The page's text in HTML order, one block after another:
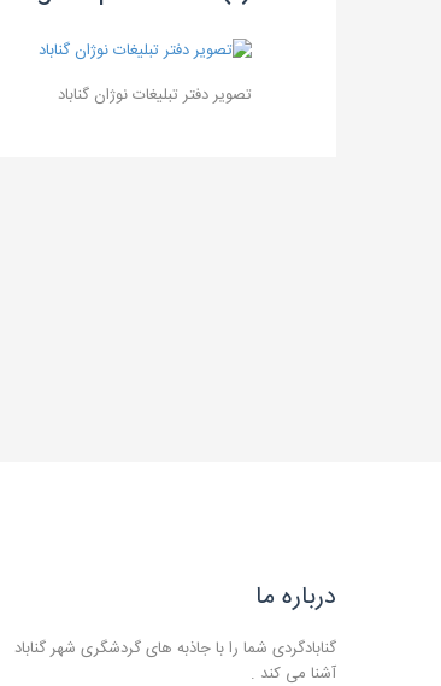
تصویر دفتر تبلیغات نوژان گناباد
درباره ما
گنابادگردی شما را با جاذبه های گردشگری شهر گناباد
آشنا می کند .